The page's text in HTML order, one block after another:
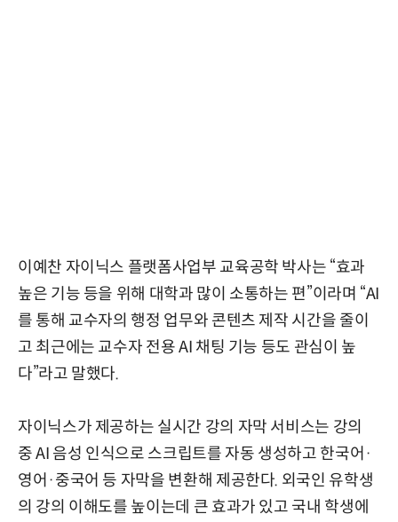
이예찬 자이닉스 플랫폼사업부 교육공학 박사는 “효과
높은 기능 등을 위해 대학과 많이 소통하는 편”이라며 “AI
를 통해 교수자의 행정 업무와 콘텐츠 제작 시간을 줄이
고 최근에는 교수자 전용 AI 채팅 기능 등도 관심이 높
다”라고 말했다.
자이닉스가 제공하는 실시간 강의 자막 서비스는 강의
중 AI 음성 인식으로 스크립트를 자동 생성하고 한국어·
영어·중국어 등 자막을 변환해 제공한다. 외국인 유학생
의 강의 이해도를 높이는데 큰 효과가 있고 국내 학생에